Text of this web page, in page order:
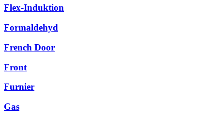
Flex-Induktion
Formaldehyd
French Door
Front
Furnier
Gas